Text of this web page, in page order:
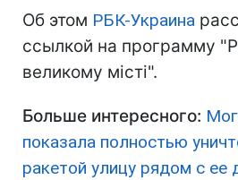
Об этом РБК-Украина
ссылкой на программу
великому місті".
Больше интересного:
показала полностью
ракетой улицу рядом с ее